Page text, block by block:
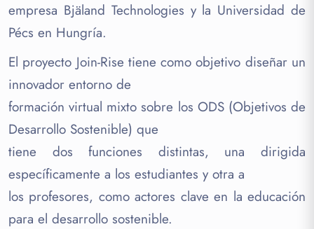
empresa Bjäland Technologies y la Universidad de
Pécs en Hungría.
El proyecto Join-Rise tiene como objetivo diseñar un
innovador entorno de
formación virtual mixto sobre los ODS (Objetivos de
Desarrollo Sostenible) que
tiene dos funciones distintas, una dirigida
específicamente a los estudiantes y otra a
los profesores, como actores clave en la educación
para el desarrollo sostenible.